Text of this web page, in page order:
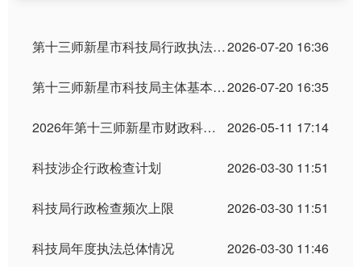
2026-07-20 16:36
第十三师新星市科技局行政执法人员信息
2026-07-20 16:35
第十三师新星市科技局主体基本信息
2026-05-11 17:14
2026年第十三师新星市财政科技计划拟立项项目及2025年师市本级验收项目公示
2026-03-30 11:51
科技涉企行政检查计划
2026-03-30 11:51
科技局行政检查频次上限
2026-03-30 11:46
科技局年度执法总体情况